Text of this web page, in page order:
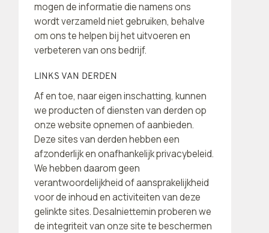
mogen de informatie die namens ons
wordt verzameld niet gebruiken, behalve
om ons te helpen bij het uitvoeren en
verbeteren van ons bedrijf.
LINKS VAN DERDEN
Af en toe, naar eigen inschatting, kunnen
we producten of diensten van derden op
onze website opnemen of aanbieden.
Deze sites van derden hebben een
afzonderlijk en onafhankelijk privacybeleid.
We hebben daarom geen
verantwoordelijkheid of aansprakelijkheid
voor de inhoud en activiteiten van deze
gelinkte sites. Desalniettemin proberen we
de integriteit van onze site te beschermen